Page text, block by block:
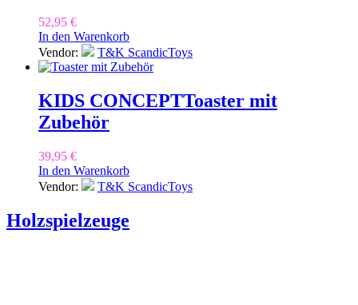
52,95 €
In den Warenkorb
Vendor:
T&K ScandicToys
KIDS CONCEPTToaster mit
Zubehör
39,95 €
In den Warenkorb
Vendor:
T&K ScandicToys
Holzspielzeuge